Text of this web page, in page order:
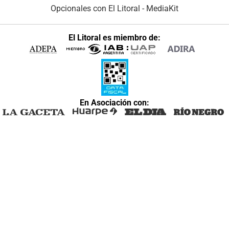
Opcionales con El Litoral - MediaKit
El Litoral es miembro de:
En Asociación con: